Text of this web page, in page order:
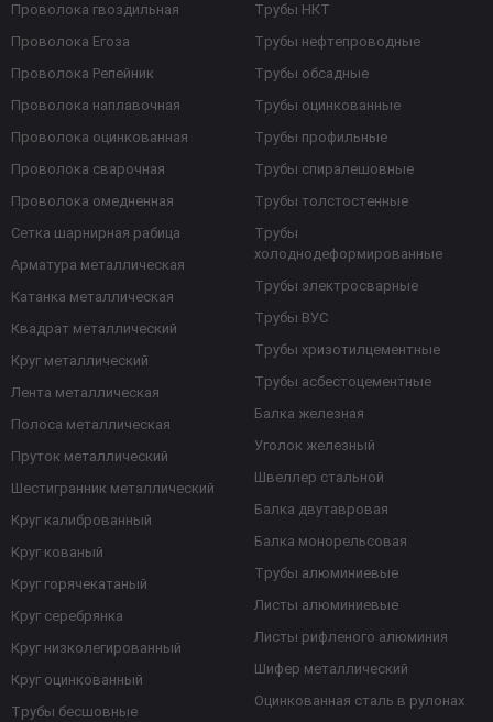
Проволока гвоздильная
Проволока Егоза
Проволока Репейник
Проволока наплавочная
Проволока оцинкованная
Проволока сварочная
Проволока омедненная
Сетка шарнирная рабица
Арматура металлическая
Катанка металлическая
Квадрат металлический
Круг металлический
Лента металлическая
Полоса металлическая
Пруток металлический
Шестигранник металлический
Круг калиброванный
Круг кованый
Круг горячекатаный
Круг серебрянка
Круг низколегированный
Круг оцинкованный
Трубы бесшовные
Трубы НКТ
Трубы нефтепроводные
Трубы обсадные
Трубы оцинкованные
Трубы профильные
Трубы спиралешовные
Трубы толстостенные
Трубы
холоднодеформированные
Трубы электросварные
Трубы ВУС
Трубы хризотилцементные
Трубы асбестоцементные
Балка железная
Уголок железный
Швеллер стальной
Балка двутавровая
Балка монорельсовая
Трубы алюминиевые
Листы алюминиевые
Листы рифленого алюминия
Шифер металлический
Оцинкованная сталь в рулонах